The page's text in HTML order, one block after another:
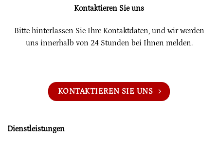
Dienstleistungen
Kontaktieren Sie uns
Bitte hinterlassen Sie Ihre Kontaktdaten, und wir werden
uns innerhalb von 24 Stunden bei Ihnen melden.
KONTAKTIEREN SIE UNS